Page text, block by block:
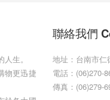
生。
物更迅捷
聯絡我們
地址：台南市仁
電話：(06)270-
傳真：(06)279-